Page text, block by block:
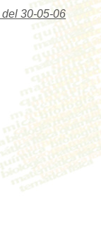
del 30-05-06